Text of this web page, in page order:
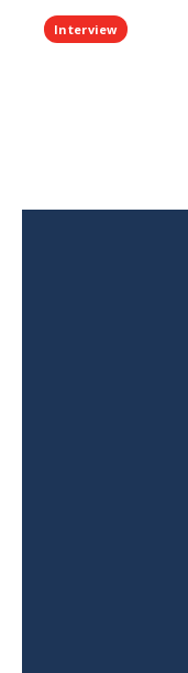
Interview